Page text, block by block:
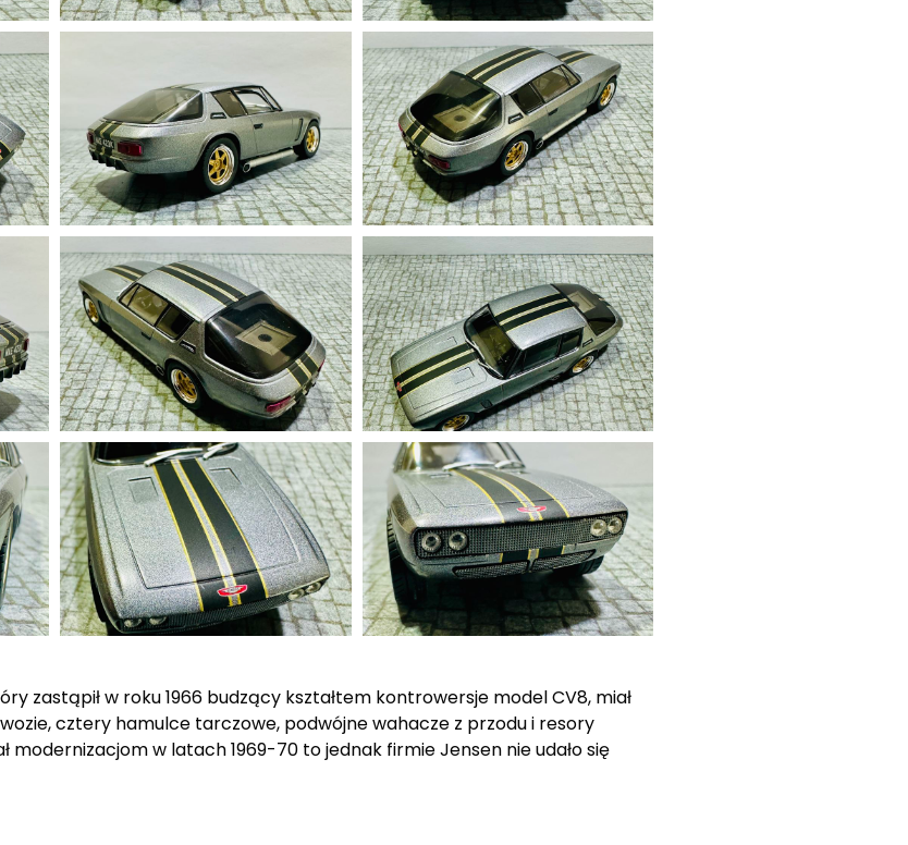
zastąpił w roku 1966 budzący kształtem kontrowersje model CV8, miał
cztery hamulce tarczowe, podwójne wahacze z przodu i resory
w latach 1969-70 to jednak firmie Jensen nie udało się